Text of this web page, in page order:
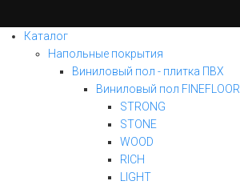
Каталог
Напольные покрытия
Виниловый пол - плитка ПВХ
Виниловый пол FINEFLOOR
STRONG
STONE
WOOD
RICH
LIGHT